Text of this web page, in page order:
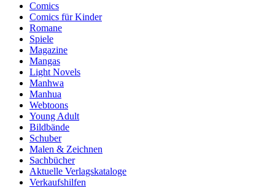
Comics
Comics für Kinder
Romane
Spiele
Magazine
Mangas
Light Novels
Manhwa
Manhua
Webtoons
Young Adult
Bildbände
Schuber
Malen & Zeichnen
Sachbücher
Aktuelle Verlagskataloge
Verkaufshilfen